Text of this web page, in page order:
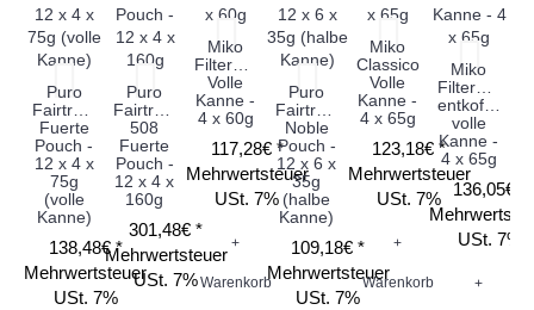
Puro
Fairtrade
Fuerte
Pouch -
12 x 4 x
75g
(volle
Kanne)
138,48€ *
Mehrwertsteuer
USt. 7%
Puro
Fairtrade
508
Fuerte
Pouch -
12 x 4 x
160g
301,48€ *
Mehrwertsteuer
USt. 7%
Miko
Filterbeutel
Volle
Kanne -
4 x 60g
117,28€ *
Mehrwertsteuer
USt. 7%
+
Warenkorb
Puro
Fairtrade
Noble
Pouch -
12 x 6 x
35g
(halbe
Kanne)
109,18€ *
Mehrwertsteuer
USt. 7%
Miko
Classico
Volle
Kanne -
4 x 65g
123,18€ *
Mehrwertsteuer
USt. 7%
+
Warenkorb
Miko
Filterbeutel
entkoffeiniert
volle
Kanne -
4 x 65g
136,05€ *
USt. 7%
+